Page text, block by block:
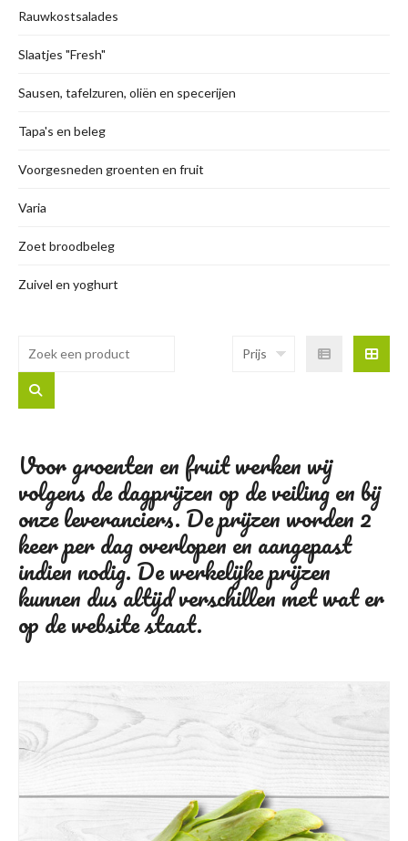
Rauwkostsalades
Slaatjes "Fresh"
Sausen, tafelzuren, oliën en specerijen
Tapa's en beleg
Voorgesneden groenten en fruit
Varia
Zoet broodbeleg
Zuivel en yoghurt
Prijs
Voor groenten en fruit werken wij
volgens de dagprijzen op de veiling en bij
onze leveranciers. De prijzen worden 2
keer per dag overlopen en aangepast
indien nodig. De werkelijke prijzen
kunnen dus altijd verschillen met wat er
op de website staat.